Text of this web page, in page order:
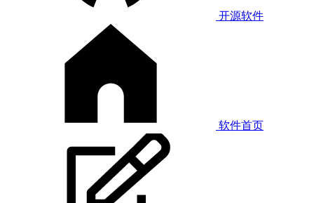
开源软件
软件首页